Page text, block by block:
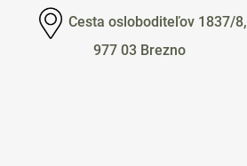
Cesta osloboditeľov 1837/8,
977 03 Brezno